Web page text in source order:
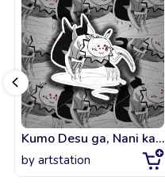
Kumo Desu ga, Nani ka So I'm a Spider, So What FanArt !
by artstation